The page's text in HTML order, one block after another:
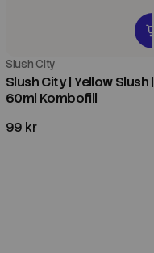
Slush City
Slush City | Yellow Slush |
60ml Kombofill
99 kr